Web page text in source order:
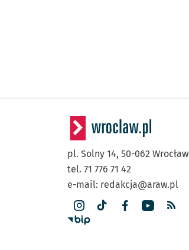
pl. Solny 14, 50-062 Wrocław
tel. 71 776 71 42
e-mail: redakcja@araw.pl